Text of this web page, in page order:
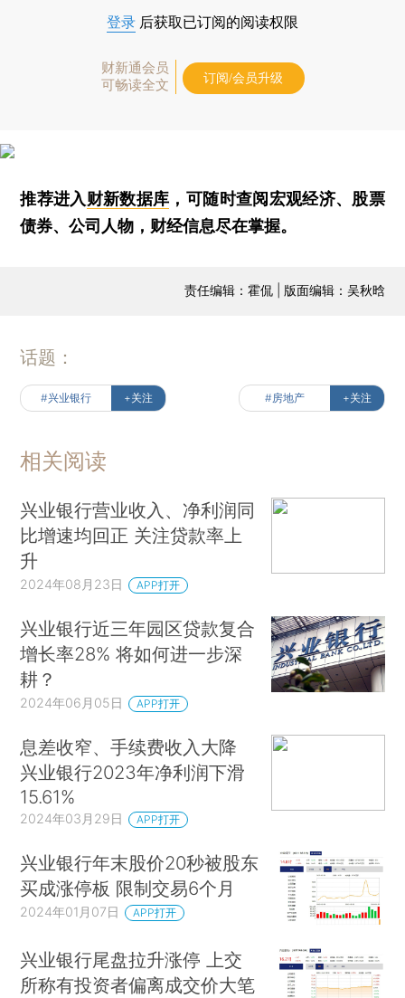
登录 后获取已订阅的阅读权限
财新通会员
可畅读全文
订阅/会员升级
推荐进入财新数据库 ，可随时查阅宏观经济、股票
债券、公司人物，财经信息尽在掌握。
责任编辑：霍侃 | 版面编辑：吴秋晗
话题：
#兴业银行 +关注 #房地产 +关注
相关阅读
兴业银行营业收入、净利润同
比增速均回正 关注贷款率上
升
2024年08月23日 APP打开
兴业银行近三年园区贷款复合
增长率28% 将如何进一步深
耕？
2024年06月05日 APP打开
息差收窄、手续费收入大降
兴业银行2023年净利润下滑
15.61%
2024年03月29日 APP打开
兴业银行年末股价20秒被股东
买成涨停板 限制交易6个月
2024年01月07日 APP打开
兴业银行尾盘拉升涨停 上交
所称有投资者偏离成交价大笔